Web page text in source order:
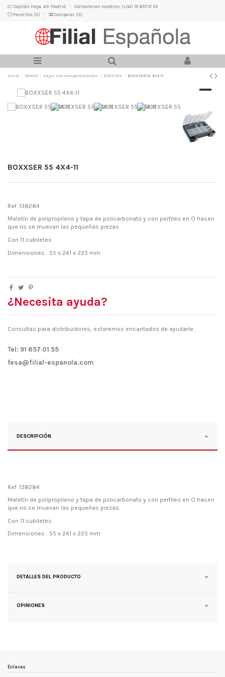
C/ Capitán Haya, 49. Madrid
Contacte con nosotros: (+34) 91 657 01 55
Favoritos (0) Comparar (0)
Inicio RAACO Cajas con compartimentos BOXXSER BOXXSER 55 4X4-11
BOXXSER 55 4X4-11
Ref. 138284
Maletín de polipropileno y tapa de policarbonato y con perfiles en O hacen
que no se muevan las pequeñas piezas.
Con 11 cubiletes
Dimensiones : 55 x 241 x 225 mm
¿Necesita ayuda?
Consultas para distribuidores, estaremos encantados de ayudarle.
Tel: 91 657 01 55
fesa@filial-espanola.com
DESCRIPCIÓN
Ref. 138284
Maletín de polipropileno y tapa de policarbonato y con perfiles en O hacen
que no se muevan las pequeñas piezas.
Con 11 cubiletes
Dimensiones : 55 x 241 x 225 mm
DETALLES DEL PRODUCTO
OPINIONES
Enlaces